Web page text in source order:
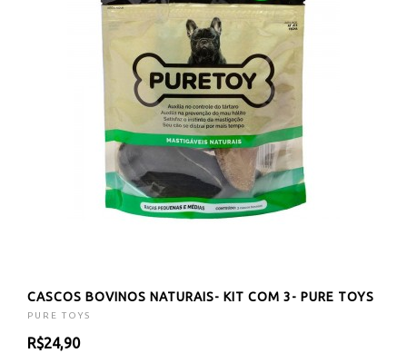
CASCOS BOVINOS NATURAIS- KIT COM 3- PURE TOYS
PURE TOYS
R$24,90